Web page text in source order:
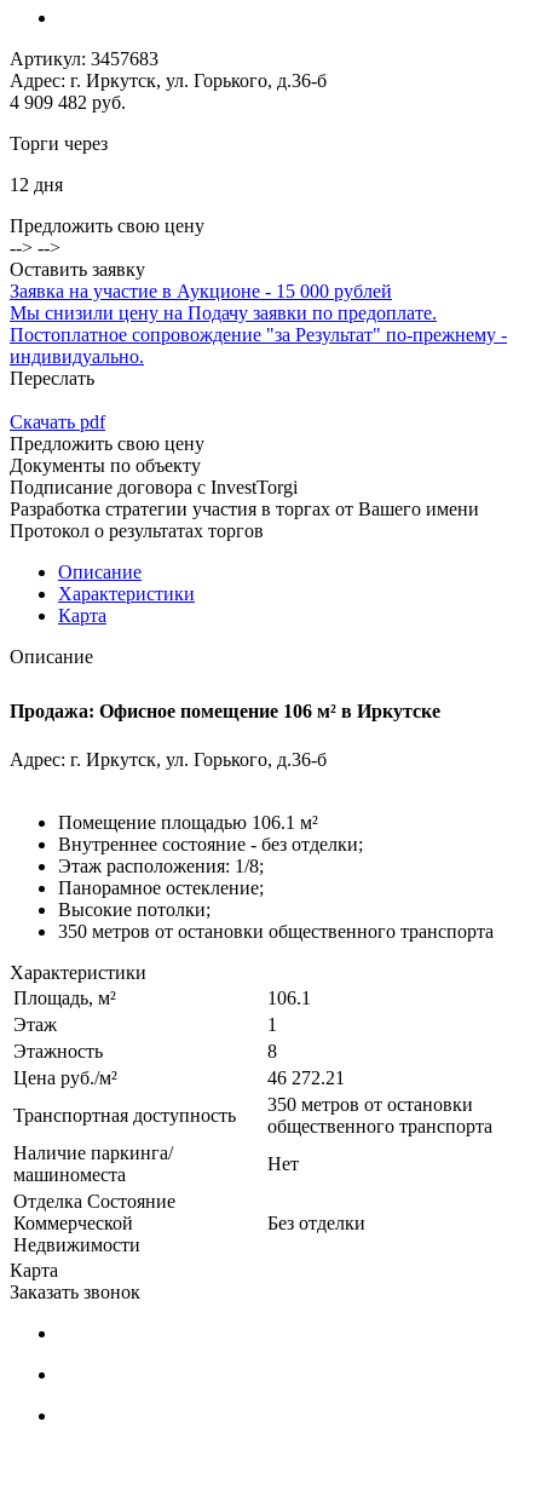
Артикул: 3457683
Адрес: г. Иркутск, ул. Горького, д.36-б
4 909 482 руб.
Торги через
12 дня
Предложить свою цену
--> -->
Оставить заявку
Заявка на участие в Аукционе - 15 000 рублей
Мы снизили цену на Подачу заявки по предоплате.
Постоплатное сопровождение "за Результат" по-прежнему -
индивидуально.
Переслать
Скачать pdf
Предложить свою цену
Документы по объекту
Подписание договора с InvestTorgi
Разработка стратегии участия в торгах от Вашего имени
Протокол о результатах торгов
Описание
Характеристики
Карта
Описание
Продажа: Офисное помещение 106 м² в Иркутске
Адрес: г. Иркутск, ул. Горького, д.36-б
Помещение площадью 106.1 м²
Внутреннее состояние - без отделки;
Этаж расположения: 1/8;
Панорамное остекление;
Высокие потолки;
350 метров от остановки общественного транспорта
Характеристики
Площадь, м²
106.1
Этаж
1
Этажность
8
Цена руб./м²
46 272.21
Транспортная доступность
350 метров от остановки
общественного транспорта
Наличие паркинга/
машиноместа
Нет
Отделка Состояние
Коммерческой
Недвижимости
Без отделки
Карта
Заказать звонок